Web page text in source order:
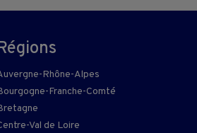
Rhône-Alpes
Franche-Comté
Val de Loire